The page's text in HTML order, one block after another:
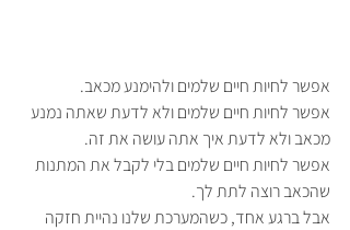
אפשר לחיות חיים שלמים ולהימנע מכאב.
אפשר לחיות חיים שלמים ולא לדעת שאתה נמנע
מכאב ולא לדעת איך אתה עושה את זה.
אפשר לחיות חיים שלמים בלי לקבל את המתנות
שהכאב רוצה לתת לך.
אבל ברגע אחד, כשהמערכת שלנו נהיית חזקה